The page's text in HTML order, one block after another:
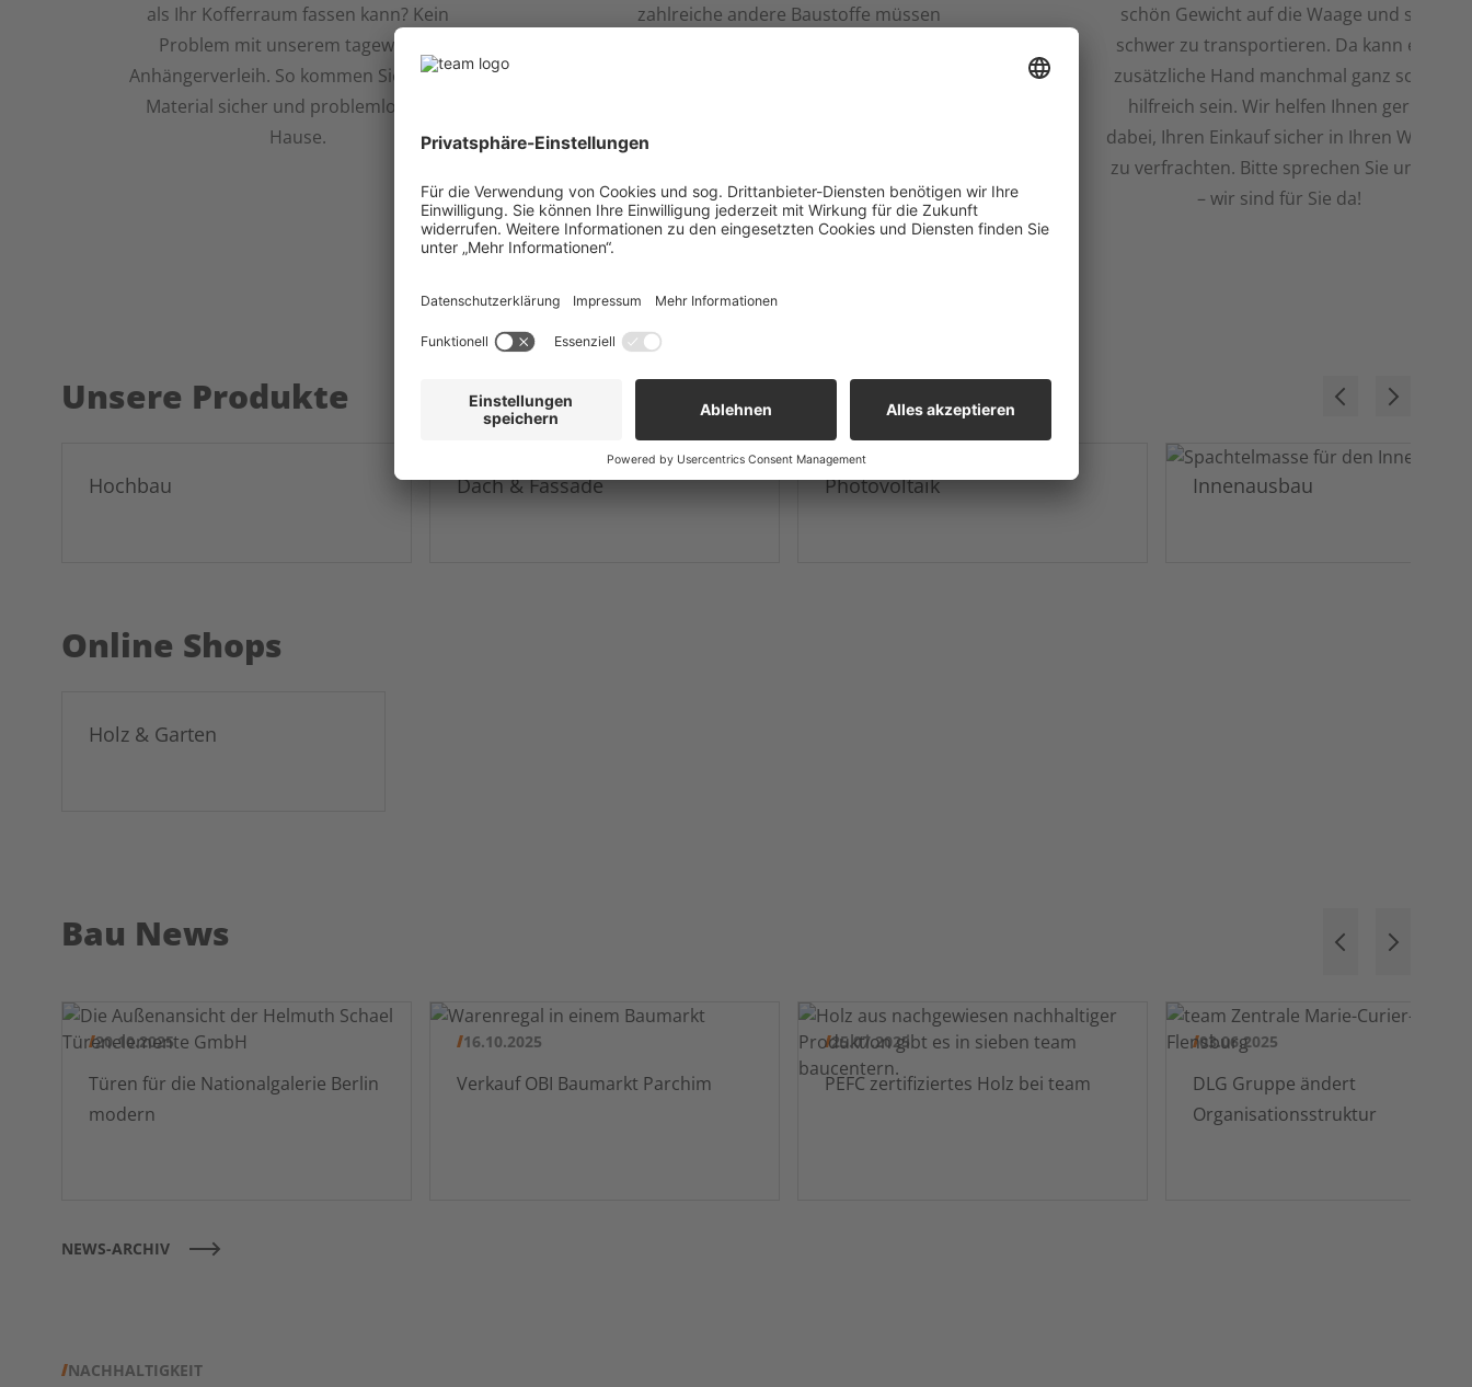
als Ihr Kofferraum fassen kann? Kein
Problem mit unserem tageweisen
Anhängerverleih. So kommen Sie und Ihr
Material sicher und problemlos nach
Hause.
zahlreiche andere Baustoffe müssen
kommen gerne zu Ihnen nach Hause oder
damit am Ende alles passt!
schön Gewicht auf die Waage und sind
schwer zu transportieren. Da kann eine
zusätzliche Hand manchmal ganz schön
hilfreich sein. Wir helfen Ihnen gerne
dabei, Ihren Einkauf sicher in Ihren Wagen
zu verfrachten. Bitte sprechen Sie uns an
– wir sind für Sie da!
Unsere Produkte
Hochbau Dach & Fassade Photovoltaik Innenausbau
Online Shops
Holz & Garten
Bau News
20.10.2025
Türen für die Nationalgalerie Berlin
modern
16.10.2025
Verkauf OBI Baumarkt Parchim
25.07.2025
PEFC zertifiziertes Holz bei team
03.06.2025
DLG Gruppe ändert
Organisationsstruktur
NEWS-ARCHIV
NACHHALTIGKEIT